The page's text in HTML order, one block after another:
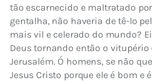
tão escarnecido e maltratado
gentalha, não haveria de tê-lo
mais vil e celerado do mundo?
Deus tornando então o vitupério
Jerusalém. Ó homens, se não
Jesus Cristo porque ele é bom e